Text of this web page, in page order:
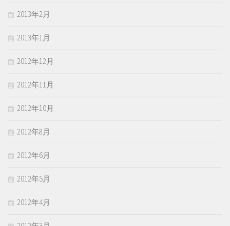
2013年2月
2013年1月
2012年12月
2012年11月
2012年10月
2012年8月
2012年6月
2012年5月
2012年4月